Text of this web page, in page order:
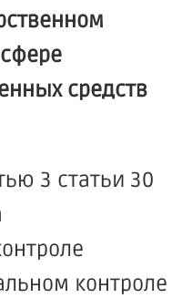
средств
3 статьи 30
контроле